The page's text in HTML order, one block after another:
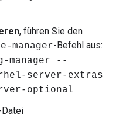
, führen Sie den
manager-Befehl aus:
manager --
rhel-server-extras
optional
Datei